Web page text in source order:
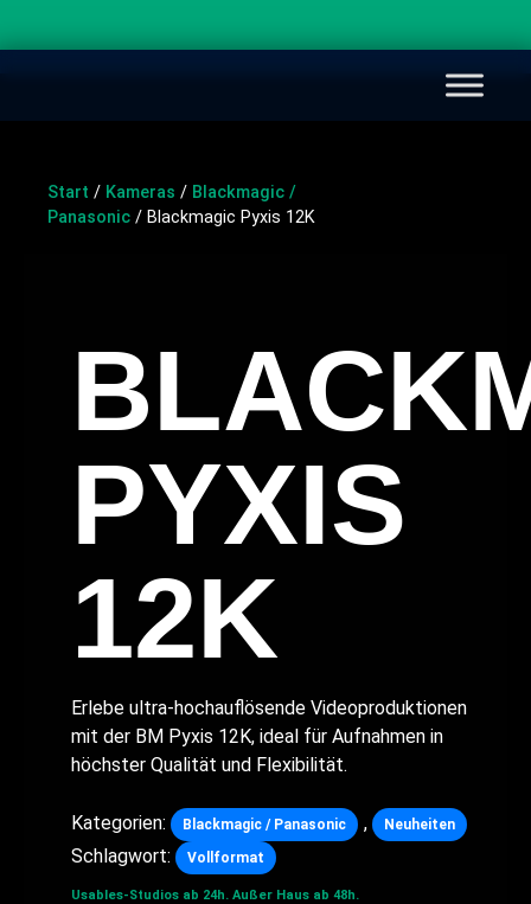
Start / Kameras / Blackmagic /
Panasonic / Blackmagic Pyxis 12K
PYXIS
12K
Erlebe ultra-hochauflösende Videoproduktionen
mit der BM Pyxis 12K, ideal für Aufnahmen in
höchster Qualität und Flexibilität.
Kategorien: Blackmagic / Panasonic , Neuheiten
Schlagwort: Vollformat
Usables-Studios ab 24h. Außer Haus ab 48h.